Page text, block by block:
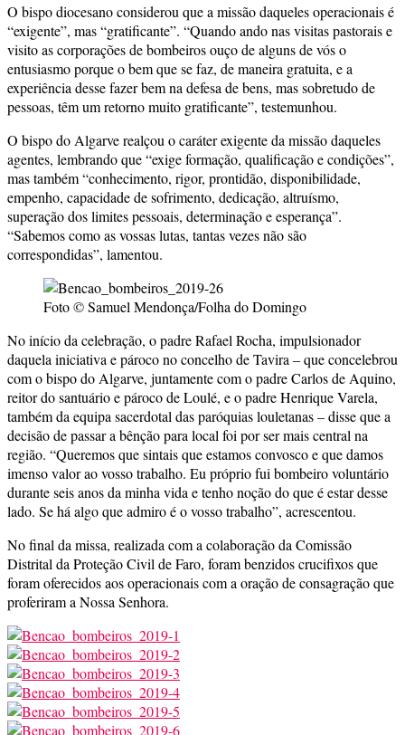
O bispo diocesano considerou que a missão daqueles operacionais é
“exigente”, mas “gratificante”. “Quando ando nas visitas pastorais e
visito as corporações de bombeiros ouço de alguns de vós o
entusiasmo porque o bem que se faz, de maneira gratuita, e a
experiência desse fazer bem na defesa de bens, mas sobretudo de
pessoas, têm um retorno muito gratificante”, testemunhou.
O bispo do Algarve realçou o caráter exigente da missão daqueles
agentes, lembrando que “exige formação, qualificação e condições”,
mas também “conhecimento, rigor, prontidão, disponibilidade,
empenho, capacidade de sofrimento, dedicação, altruísmo,
superação dos limites pessoais, determinação e esperança”.
“Sabemos como as vossas lutas, tantas vezes não são
correspondidas”, lamentou.
Foto © Samuel Mendonça/Folha do Domingo
No início da celebração, o padre Rafael Rocha, impulsionador
daquela iniciativa e pároco no concelho de Tavira – que concelebrou
com o bispo do Algarve, juntamente com o padre Carlos de Aquino,
reitor do santuário e pároco de Loulé, e o padre Henrique Varela,
também da equipa sacerdotal das paróquias louletanas – disse que a
decisão de passar a bênção para local foi por ser mais central na
região. “Queremos que sintais que estamos convosco e que damos
imenso valor ao vosso trabalho. Eu próprio fui bombeiro voluntário
durante seis anos da minha vida e tenho noção do que é estar desse
lado. Se há algo que admiro é o vosso trabalho”, acrescentou.
No final da missa, realizada com a colaboração da Comissão
Distrital da Proteção Civil de Faro, foram benzidos crucifixos que
foram oferecidos aos operacionais com a oração de consagração que
proferiram a Nossa Senhora.